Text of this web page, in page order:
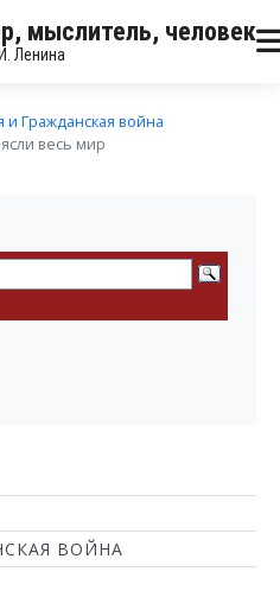
мыслитель, человек
Ленина
Гражданская война
весь мир
ВОЙНА